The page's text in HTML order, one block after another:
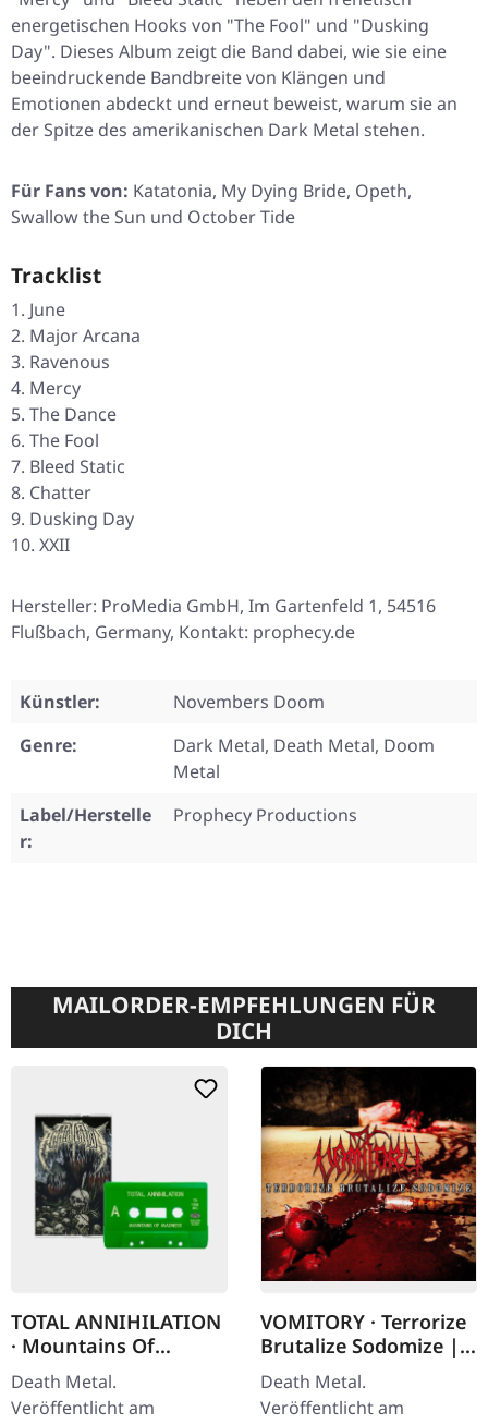
energetischen Hooks von "The Fool" und "Dusking
Day". Dieses Album zeigt die Band dabei, wie sie eine
beeindruckende Bandbreite von Klängen und
Emotionen abdeckt und erneut beweist, warum sie an
der Spitze des amerikanischen Dark Metal stehen.
Für Fans von: Katatonia, My Dying Bride, Opeth,
Swallow the Sun und October Tide
Tracklist
June
Major Arcana
Ravenous
Mercy
The Dance
The Fool
Bleed Static
Chatter
Dusking Day
XXII
Hersteller: ProMedia GmbH, Im Gartenfeld 1, 54516
Flußbach, Germany, Kontakt: prophecy.de
Künstler:
Novembers Doom
Genre:
Dark Metal, Death Metal, Doom
Metal
Label/Herstelle
r:
Prophecy Productions
MAILORDER-EMPFEHLUNGEN FÜR
DICH
TOTAL ANNIHILATION
· Mountains Of
Madness | GREEN
TAPE
Death Metal.
Veröffentlicht am
VOMITORY · Terrorize
Brutalize Sodomize |
CD
Death Metal.
Veröffentlicht am